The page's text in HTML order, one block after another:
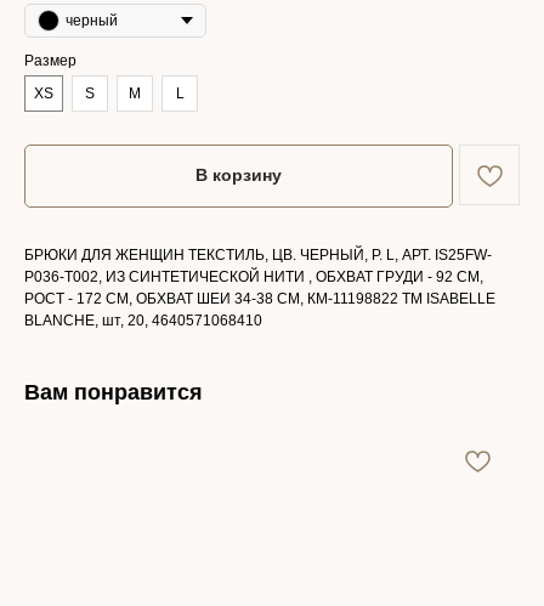
черный
Размер
XS
S M L
В корзину
БРЮКИ ДЛЯ ЖЕНЩИН ТЕКСТИЛЬ, ЦВ. ЧЕРНЫЙ, Р. L, АРТ. IS25FW-
P036-T002, ИЗ СИНТЕТИЧЕСКОЙ НИТИ , ОБХВАТ ГРУДИ - 92 СМ,
РОСТ - 172 СМ, ОБХВАТ ШЕИ 34-38 СМ, КМ-11198822 ТМ ISABELLE
BLANCHE, шт, 20, 4640571068410
Вам понравится